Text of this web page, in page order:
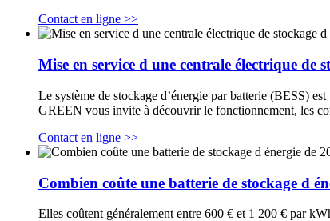
Contact en ligne >>
Mise en service d une centrale électrique de
Le système de stockage d’énergie par batterie (BESS)
GREEN vous invite à découvrir le fonctionnement, les
Contact en ligne >>
Combien coûte une batterie de stockage d
Elles coûtent généralement entre 600 € et 1 200 € par